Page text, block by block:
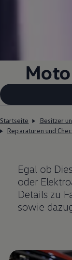
Startseite Besitzer
Reparaturen und
Egal ob
oder
Details zu
sowie